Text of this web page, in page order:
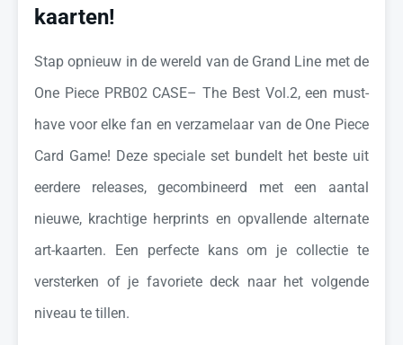
kaarten!
Stap opnieuw in de wereld van de Grand Line met de
One Piece PRB02 CASE– The Best Vol.2, een must-
have voor elke fan en verzamelaar van de One Piece
Card Game! Deze speciale set bundelt het beste uit
eerdere releases, gecombineerd met een aantal
nieuwe, krachtige herprints en opvallende alternate
art-kaarten. Een perfecte kans om je collectie te
versterken of je favoriete deck naar het volgende
niveau te tillen.